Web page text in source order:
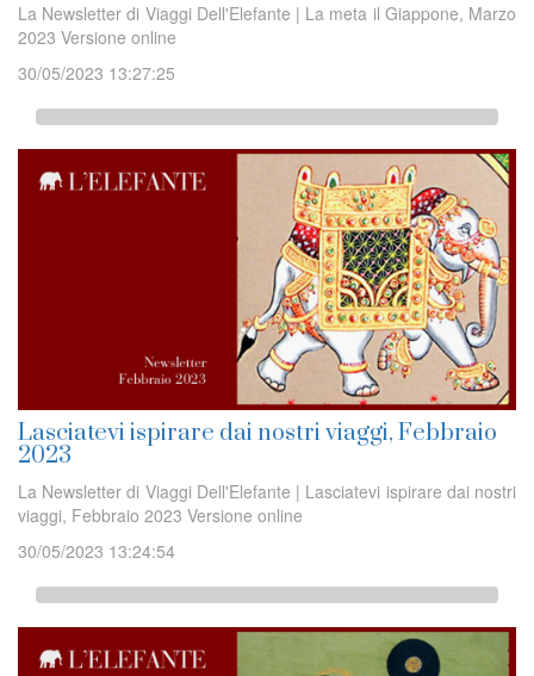
La Newsletter di Viaggi Dell'Elefante | La meta il Giappone, Marzo
2023 Versione online
30/05/2023 13:27:25
Lasciatevi ispirare dai nostri viaggi, Febbraio
2023
La Newsletter di Viaggi Dell'Elefante | Lasciatevi ispirare dai nostri
viaggi, Febbraio 2023 Versione online
30/05/2023 13:24:54